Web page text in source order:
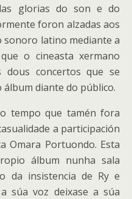
glorias do son e do
foron alzadas aos
sonoro latino mediante a
o cineasta xermano
dous concertos que se
diante do público.
tempo que tamén fora
a participación
Omara Portuondo. Esta
álbum nunha sala
da insistencia de Ry e
súa voz deixase a súa